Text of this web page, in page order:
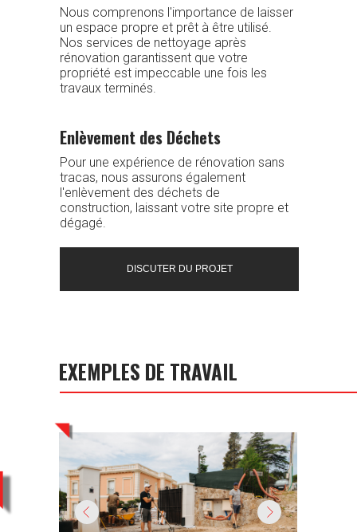
DISCUTER DU PROJET
Nous comprenons l'importance de laisser
un espace propre et prêt à être utilisé.
Nos services de nettoyage après
rénovation garantissent que votre
propriété est impeccable une fois les
travaux terminés.
Enlèvement des Déchets
Pour une expérience de rénovation sans
tracas, nous assurons également
l'enlèvement des déchets de
construction, laissant votre site propre et
dégagé.
EXEMPLES DE TRAVAIL